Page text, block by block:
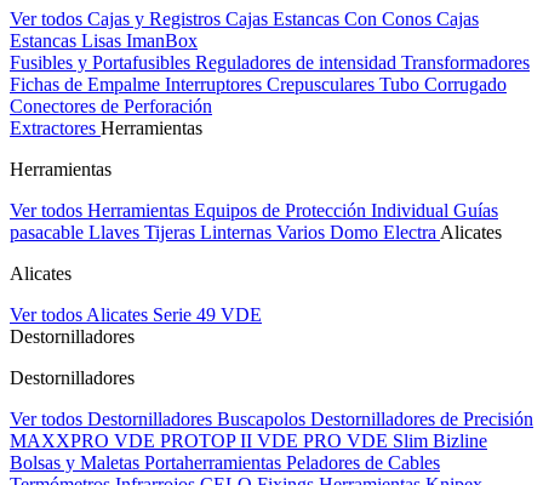
Ver todos Cajas y Registros Cajas Estancas Con Conos Cajas
Estancas Lisas ImanBox
Fusibles y Portafusibles Reguladores de intensidad Transformadores
Fichas de Empalme Interruptores Crepusculares Tubo Corrugado
Conectores de Perforación
Extractores Herramientas
Herramientas
Ver todos Herramientas Equipos de Protección Individual Guías
pasacable Llaves Tijeras Linternas Varios Domo Electra Alicates
Alicates
Ver todos Alicates Serie 49 VDE
Destornilladores
Destornilladores
Ver todos Destornilladores Buscapolos Destornilladores de Precisión
MAXXPRO VDE PROTOP II VDE PRO VDE Slim Bizline
Bolsas y Maletas Portaherramientas Peladores de Cables